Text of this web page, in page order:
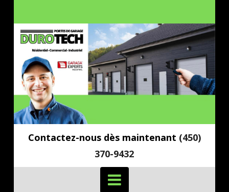
Contactez-nous dès maintenant (450)
370-9432
Navigation